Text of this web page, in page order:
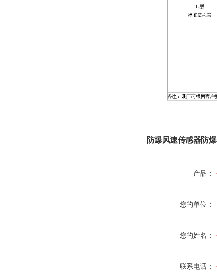
防爆风速传感器防
产品：
您的单位：
您的姓名：
联系电话：